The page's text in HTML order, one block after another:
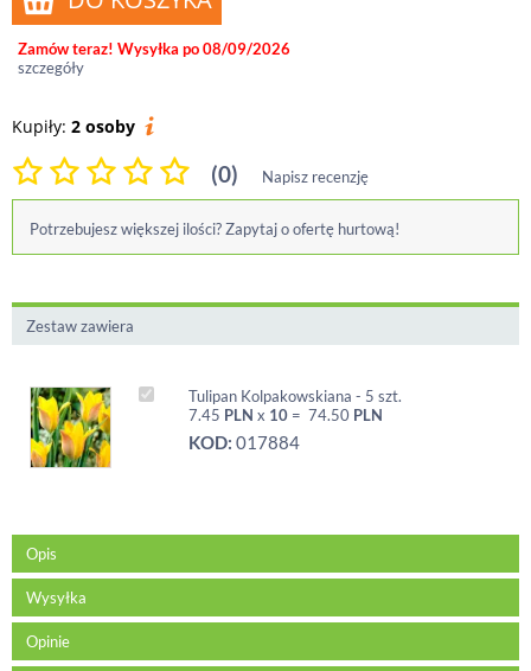
Zamów teraz! Wysyłka po 08/09/2026
szczegóły
Kupiły: 2 osoby
(0) Napisz recenzję
Potrzebujesz większej ilości? Zapytaj o ofertę hurtową!
Zestaw zawiera
Tulipan Kolpakowskiana - 5 szt.
7.45 PLN x 10 = 74.50 PLN
KOD: 017884
Opis
Wysyłka
Opinie